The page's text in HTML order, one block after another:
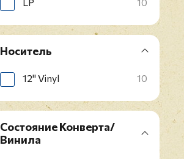
Носитель
12" Vinyl 10
Состояние Конверта/
Винила